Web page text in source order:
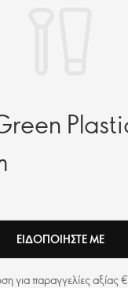
ΕΙΔΟΠΟΙΗΣΤΕ ΜΕ
παραγγελίες αξίας